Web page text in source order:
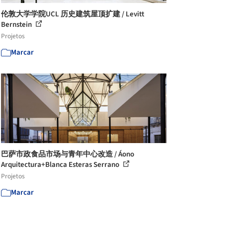
伦敦大学学院UCL 历史建筑屋顶扩建 / Levitt
Bernstein
Projetos
Marcar
巴萨市政食品市场与青年中心改造 / Áono
Arquitectura+Blanca Esteras Serrano
Projetos
Marcar